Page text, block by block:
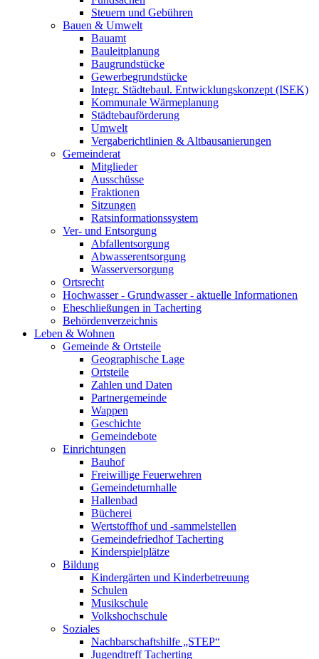
Steuern und Gebühren
Bauen & Umwelt
Bauamt
Bauleitplanung
Baugrundstücke
Gewerbegrundstücke
Integr. Städtebaul. Entwicklungskonzept (ISEK)
Kommunale Wärmeplanung
Städtebauförderung
Umwelt
Vergaberichtlinien & Altbausanierungen
Gemeinderat
Mitglieder
Ausschüsse
Fraktionen
Sitzungen
Ratsinformationssystem
Ver- und Entsorgung
Abfallentsorgung
Abwasserentsorgung
Wasserversorgung
Ortsrecht
Hochwasser - Grundwasser - aktuelle Informationen
Eheschließungen in Tacherting
Behördenverzeichnis
Leben & Wohnen
Gemeinde & Ortsteile
Geographische Lage
Ortsteile
Zahlen und Daten
Partnergemeinde
Wappen
Geschichte
Gemeindebote
Einrichtungen
Bauhof
Freiwillige Feuerwehren
Gemeindeturnhalle
Hallenbad
Bücherei
Wertstoffhof und -sammelstellen
Gemeindefriedhof Tacherting
Kinderspielplätze
Bildung
Kindergärten und Kinderbetreuung
Schulen
Musikschule
Volkshochschule
Soziales
Nachbarschaftshilfe „STEP“
Jugendtreff Tacherting